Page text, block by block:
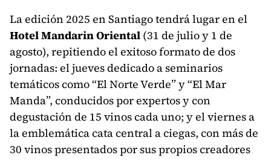
La edición 2025 en Santiago tendrá lugar en el
Hotel Mandarin Oriental (31 de julio y 1 de
agosto), repitiendo el exitoso formato de dos
jornadas: el jueves dedicado a seminarios
temáticos como “El Norte Verde” y “El Mar
Manda”, conducidos por expertos y con
degustación de 15 vinos cada uno; y el viernes a
la emblemática cata central a ciegas, con más de
30 vinos presentados por sus propios creadores